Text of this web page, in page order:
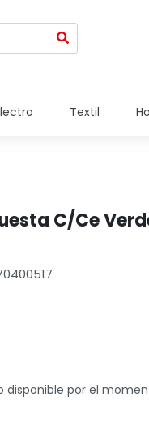
Textil
C/Ce
disponible por el